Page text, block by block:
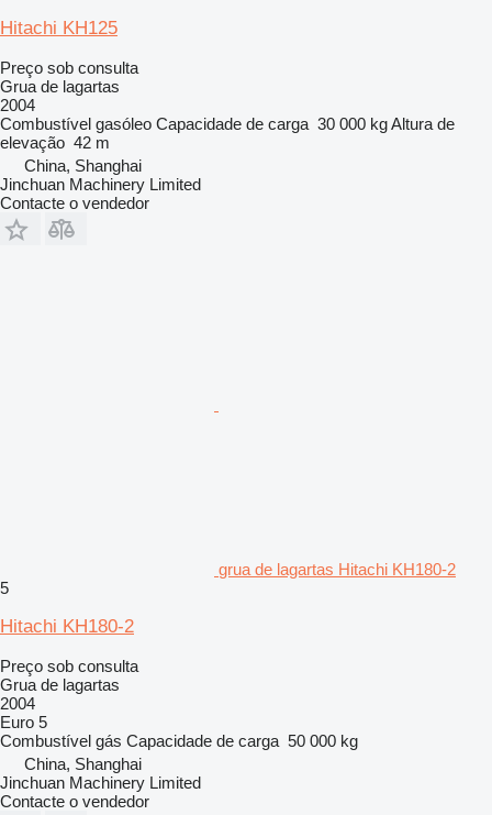
Hitachi KH125
Preço sob consulta
Grua de lagartas
2004
Combustível gasóleo Capacidade de carga 30 000 kgAltura de
elevação 42 m
China, Shanghai
Jinchuan Machinery Limited
Contacte o vendedor
grua de lagartas Hitachi KH180-2
5
Hitachi KH180-2
Preço sob consulta
Grua de lagartas
2004
Euro 5
Combustível gás Capacidade de carga 50 000 kg
China, Shanghai
Jinchuan Machinery Limited
Contacte o vendedor